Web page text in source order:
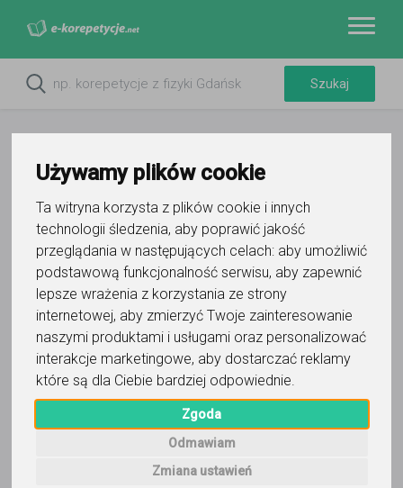
Używamy plików cookie
Ta witryna korzysta z plików cookie i innych
technologii śledzenia, aby poprawić jakość
przeglądania w następujących celach: aby umożliwić
podstawową funkcjonalność serwisu, aby zapewnić
lepsze wrażenia z korzystania ze strony
internetowej, aby zmierzyć Twoje zainteresowanie
naszymi produktami i usługami oraz personalizować
interakcje marketingowe, aby dostarczać reklamy
które są dla Ciebie bardziej odpowiednie
Zgoda
Odmawiam
Zmiana ustawień
Do ulubionych
Oznacz wystąpienie kontaktu
Paweł
Wyślij wiadomość